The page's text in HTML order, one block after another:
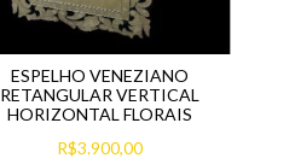
ESPELHO VENEZIANO
RETANGULAR VERTICAL
HORIZONTAL FLORAIS
R$3.900,00